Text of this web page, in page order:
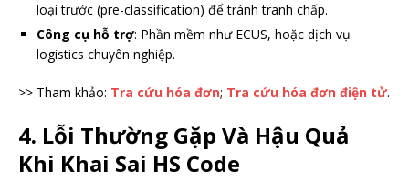
loại trước (pre-classification) để tránh tranh chấp.
Công cụ hỗ trợ: Phần mềm như ECUS, hoặc dịch vụ
logistics chuyên nghiệp.
>> Tham khảo: Tra cứu hóa đơn; Tra cứu hóa đơn điện tử.
4. Lỗi Thường Gặp Và Hậu Quả
Khi Khai Sai HS Code